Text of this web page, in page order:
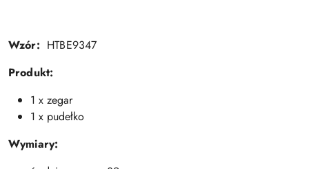
Wzór: HTBE9347
Produkt:
1 x zegar
1 x pudełko
Wymiary: